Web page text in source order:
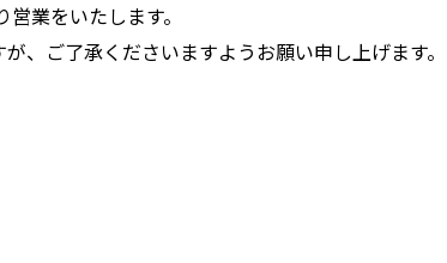
業をいたします。
、ご了承くださいますようお願い申し上げます。